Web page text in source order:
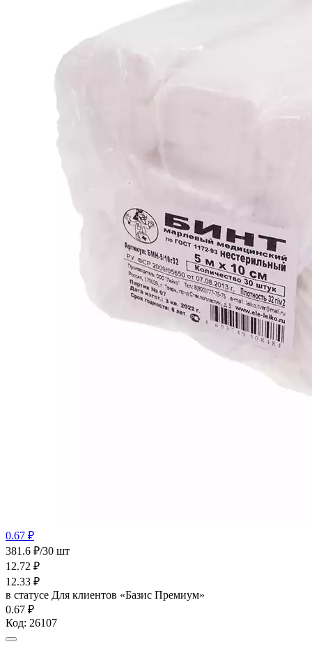
0.67 ₽
381.6 ₽/30 шт
12.72 ₽
12.33 ₽
в статусе Для клиентов «Базис Премиум»
0.67 ₽
Код: 26107